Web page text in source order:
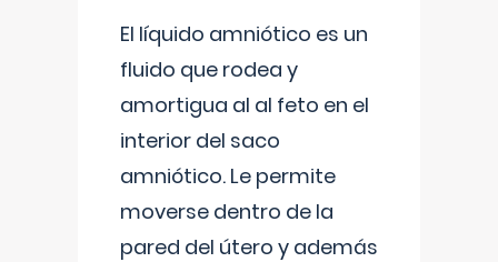
El líquido amniótico es un
fluido que rodea y
amortigua al al feto en el
interior del saco
amniótico. Le permite
moverse dentro de la
pared del útero y además